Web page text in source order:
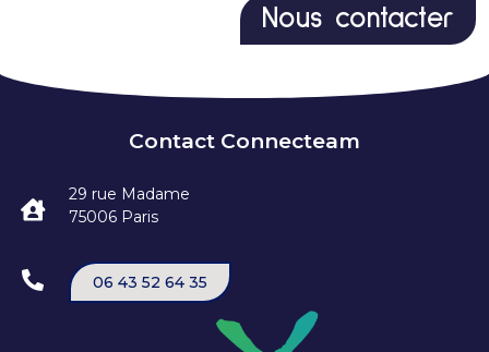
Nous contacter
Contact Connecteam
29 rue Madame
75006 Paris
06 43 52 64 35